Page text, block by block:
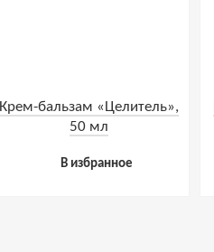
Крем-бальзам «Целитель»,
50 мл
В избранное